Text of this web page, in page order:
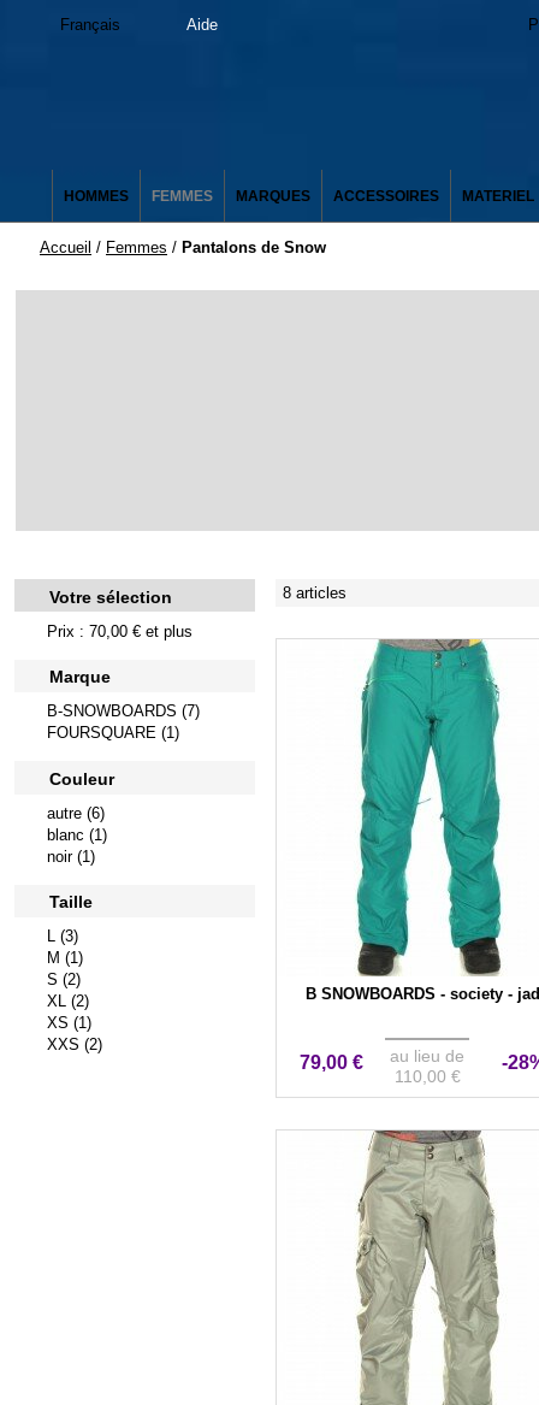
Français Aide
HOMMES FEMMES MARQUES ACCESSOIRES MATERIEL
Accueil / Femmes / Pantalons de Snow
Votre sélection
Prix : 70,00 € et plus
Marque
B-SNOWBOARDS (7)
FOURSQUARE (1)
Couleur
autre (6)
blanc (1)
noir (1)
Taille
L (3)
M (1)
S (2)
XL (2)
XS (1)
XXS (2)
8 articles
B SNOWBOARDS - society -
79,00 €
au lieu de
110,00 €
-